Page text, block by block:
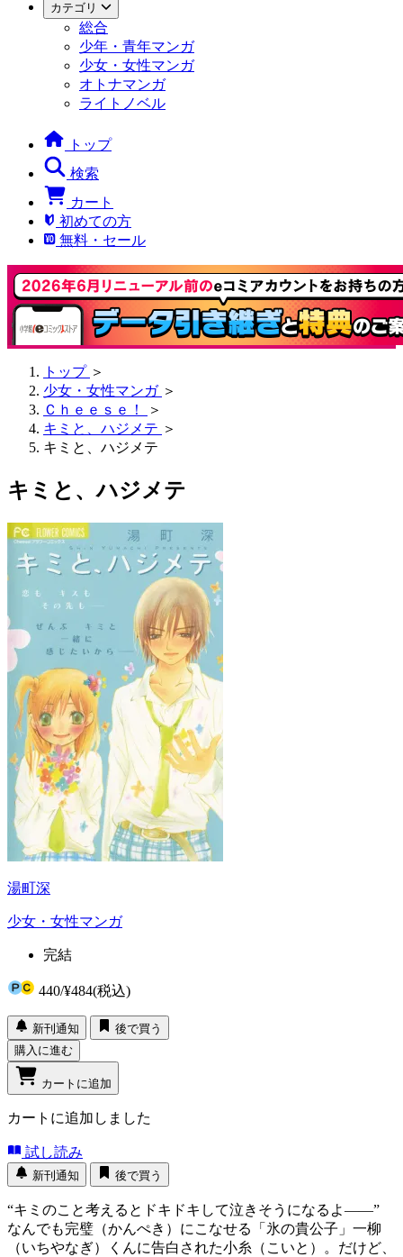
カテゴリ
総合
少年・青年マンガ
少女・女性マンガ
オトナマンガ
ライトノベル
トップ
検索
カート
初めての方
無料・セール
トップ ＞
少女・女性マンガ ＞
Ｃｈｅｅｓｅ！
＞
キミと、ハジメテ ＞
キミと、ハジメテ
キミと、ハジメテ
湯町深
少女・女性マンガ
完結
440/¥484(税込)
新刊通知
後で買う
購入に進む
カートに追加
カートに追加しました
試し読み
新刊通知 後で買う
“キミのこと考えるとドキドキして泣きそうになるよ――”
なんでも完璧（かんぺき）にこなせる「氷の貴公子」一柳
（いちやなぎ）くんに告白された小糸（こいと）。だけど、